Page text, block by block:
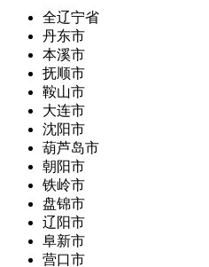
全辽宁省
丹东市
本溪市
抚顺市
鞍山市
大连市
沈阳市
葫芦岛市
朝阳市
铁岭市
盘锦市
辽阳市
阜新市
营口市